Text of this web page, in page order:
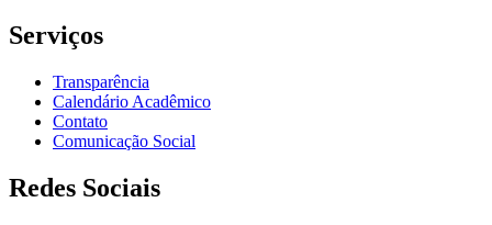
Serviços
Transparência
Calendário Acadêmico
Contato
Comunicação Social
Redes Sociais